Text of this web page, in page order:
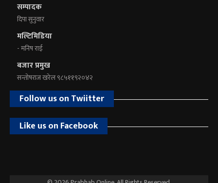
सम्पादक
दिपा सुनुवार
मल्टिमिडिया
- मनिष राई
बजार प्रमुख
सन्तोषराज खरेल ९८५११९२०४२
Follow us on Twiitter
Like us on Facebook